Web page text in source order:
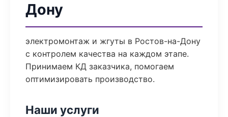
Дону
электромонтаж и жгуты в Ростов-на-Дону
с контролем качества на каждом этапе.
Принимаем КД заказчика, помогаем
оптимизировать производство.
Наши услуги